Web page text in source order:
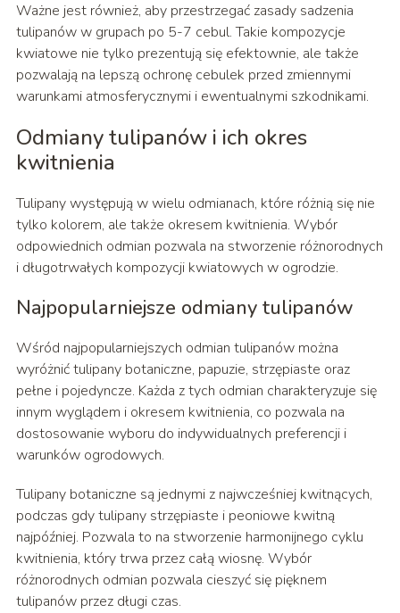
Ważne jest również, aby przestrzegać zasady sadzenia
tulipanów w grupach po 5-7 cebul. Takie kompozycje
kwiatowe nie tylko prezentują się efektownie, ale także
pozwalają na lepszą ochronę cebulek przed zmiennymi
warunkami atmosferycznymi i ewentualnymi szkodnikami.
Odmiany tulipanów i ich okres
kwitnienia
Tulipany występują w wielu odmianach, które różnią się nie
tylko kolorem, ale także okresem kwitnienia. Wybór
odpowiednich odmian pozwala na stworzenie różnorodnych
i długotrwałych kompozycji kwiatowych w ogrodzie.
Najpopularniejsze odmiany tulipanów
Wśród najpopularniejszych odmian tulipanów można
wyróżnić tulipany botaniczne, papuzie, strzępiaste oraz
pełne i pojedyncze. Każda z tych odmian charakteryzuje się
innym wyglądem i okresem kwitnienia, co pozwala na
dostosowanie wyboru do indywidualnych preferencji i
warunków ogrodowych.
Tulipany botaniczne są jednymi z najwcześniej kwitnących,
podczas gdy tulipany strzępiaste i peoniowe kwitną
najpóźniej. Pozwala to na stworzenie harmonijnego cyklu
kwitnienia, który trwa przez całą wiosnę. Wybór
różnorodnych odmian pozwala cieszyć się pięknem
tulipanów przez długi czas.